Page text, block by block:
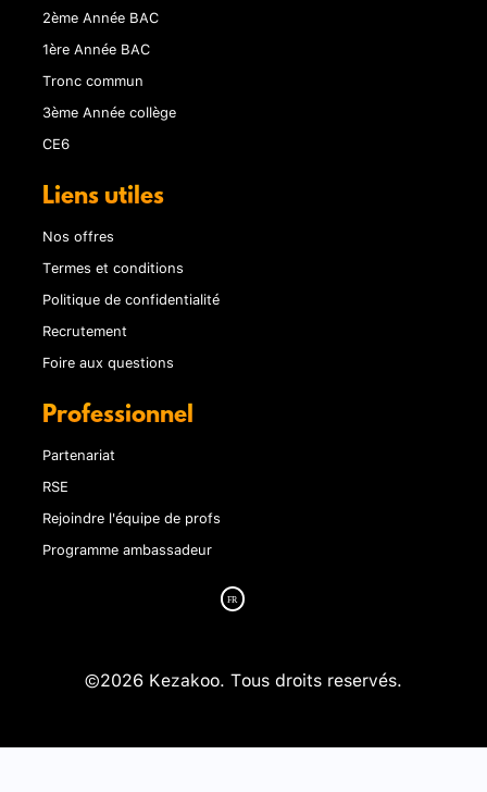
2ème Année BAC
1ère Année BAC
Tronc commun
3ème Année collège
CE6
Liens utiles
Nos offres
Termes et conditions
Politique de confidentialité
Recrutement
Foire aux questions
Professionnel
Partenariat
RSE
Rejoindre l'équipe de profs
Programme ambassadeur
©2026 Kezakoo. Tous droits reservés.